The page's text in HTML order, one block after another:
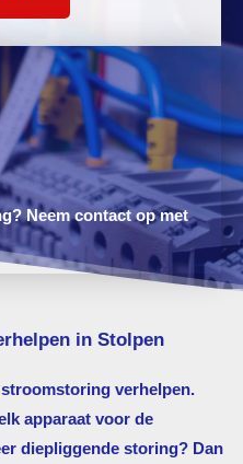
Neem contact op met
in Stolpen
verhelpen.
apparaat voor de
diepliggende storing? Dan